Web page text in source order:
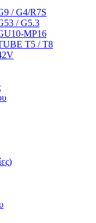
/ G4/R7S
/ G5.3
ΜΡ16
T5 / T8